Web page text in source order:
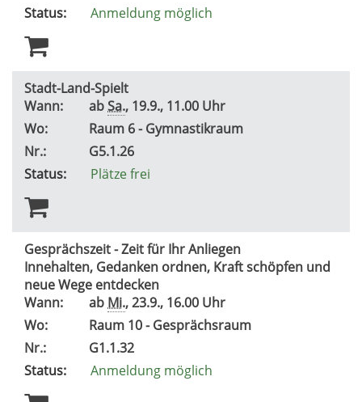
Status:
Anmeldung möglich
Stadt-Land-Spielt
Wann:
abSa., 19.9., 11.00 Uhr
Wo:
Raum 6 - Gymnastikraum
Nr.:
G5.1.26
Status:
Plätze frei
Gesprächszeit - Zeit für Ihr Anliegen
Innehalten, Gedanken ordnen, Kraft schöpfen und
neue Wege entdecken
Wann:
ab Mi., 23.9., 16.00 Uhr
Wo:
Raum 10 - Gesprächsraum
Nr.:
G1.1.32
Status:
Anmeldung möglich